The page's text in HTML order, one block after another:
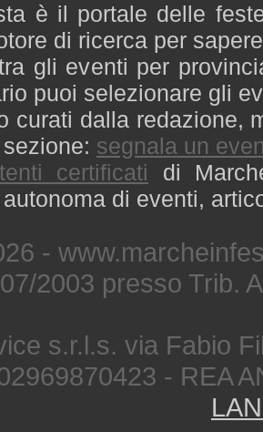
è il portale delle
di ricerca per
gli eventi per
puoi selezionare gli
curati dalla redazione,
segnala un
certificati di
di eventi,
-
2003 presso Trib.
s.r.l.s. via Fabio
- REA